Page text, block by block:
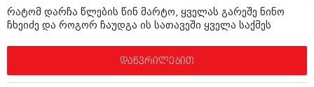
ივლისი 2017 (233)
ივნისი 2017 (265)
მაისი 2017 (216)
აპრილი 2017 (220)
მარტი 2017 (212)
თებერვალი 2017 (205)
რატომ დარჩა წლების წინ მარტო, ყველას გარეშე ნინო
ჩხეიძე და როგორ ჩაუდგა ის სათავეში ყველა საქმეს
დაწვრილებით